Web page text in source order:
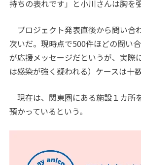
持ちの表れです」と小川さんは胸を
プロジェクト発表直後から問い合
次いだ。現時点で500件ほどの問い
が応援メッセージだというが、実際
は感染が強く疑われる）ケースは十
現在は、関東圏にある施設１カ所
預かっているという。